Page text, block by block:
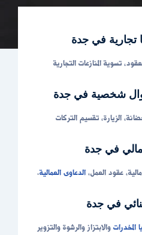
تجارية في جدة
تسوية المنازعات التجارية
شخصية في جدة
الزيارة، تقسيم التركات
في جدة
عقود العمل،الدعاوى العمالية.
في جدة
المخدراتوالابتزاز والرشوة والتزوير